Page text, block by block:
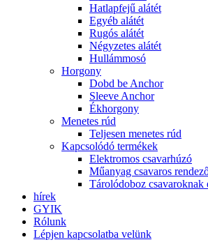
Hatlapfejű alátét
Egyéb alátét
Rugós alátét
Négyzetes alátét
Hullámmosó
Horgony
Dobd be Anchor
Sleeve Anchor
Ékhorgony
Menetes rúd
Teljesen menetes rúd
Kapcsolódó termékek
Elektromos csavarhúzó
Műanyag csavaros
Tárolódoboz csavaroknak
hírek
GYIK
Rólunk
Lépjen kapcsolatba velünk